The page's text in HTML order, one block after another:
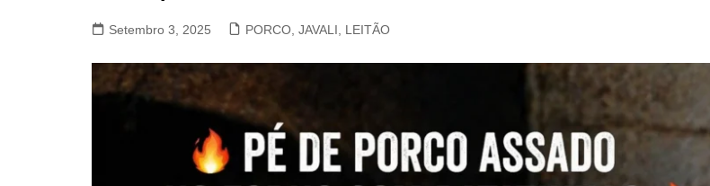
VACA, VITELA, NOVILHO
Setembro 3, 2025 PORCO, JAVALI, LEITÃO